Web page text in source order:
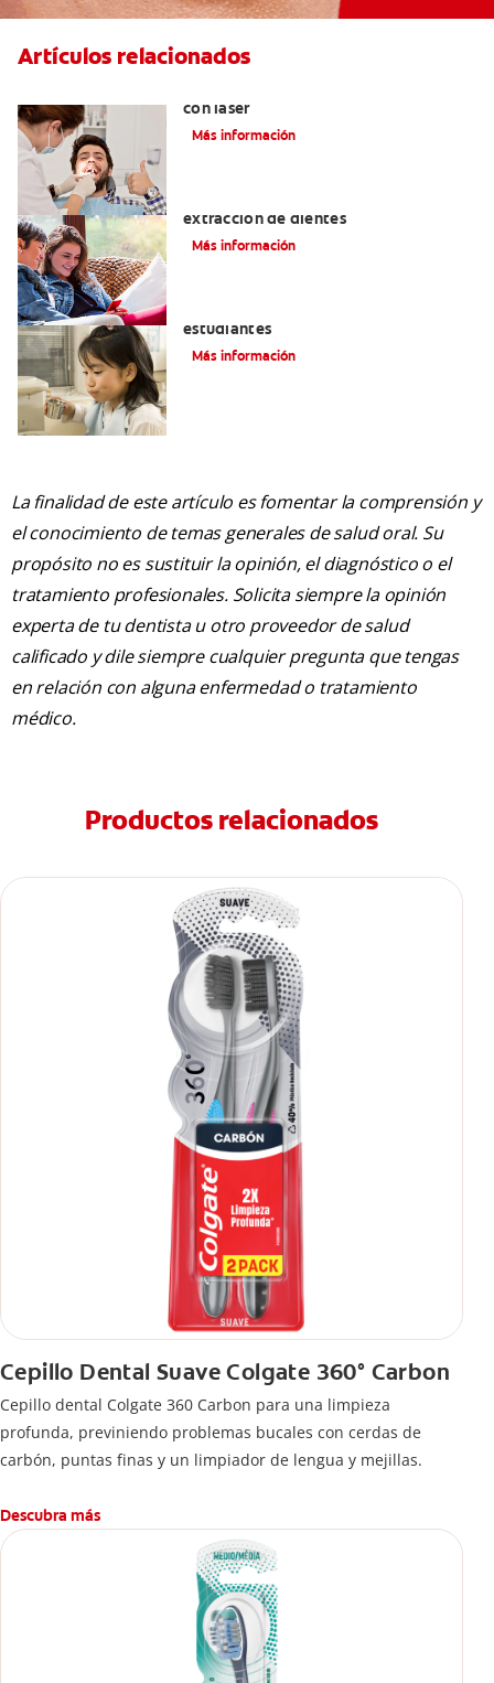
Artículos relacionados
con láser
Más información
extracción de dientes
Más información
estudiantes
Más información
La finalidad de este artículo es fomentar la comprensión y
el conocimiento de temas generales de salud oral. Su
propósito no es sustituir la opinión, el diagnóstico o el
tratamiento profesionales. Solicita siempre la opinión
experta de tu dentista u otro proveedor de salud
calificado y dile siempre cualquier pregunta que tengas
en relación con alguna enfermedad o tratamiento
médico.
Productos relacionados
Cepillo Dental Suave Colgate 360° Carbon
Cepillo dental Colgate 360 ​​Carbon para una limpieza
profunda, previniendo problemas bucales con cerdas de
carbón, puntas finas y un limpiador de lengua y mejillas.
Descubra más